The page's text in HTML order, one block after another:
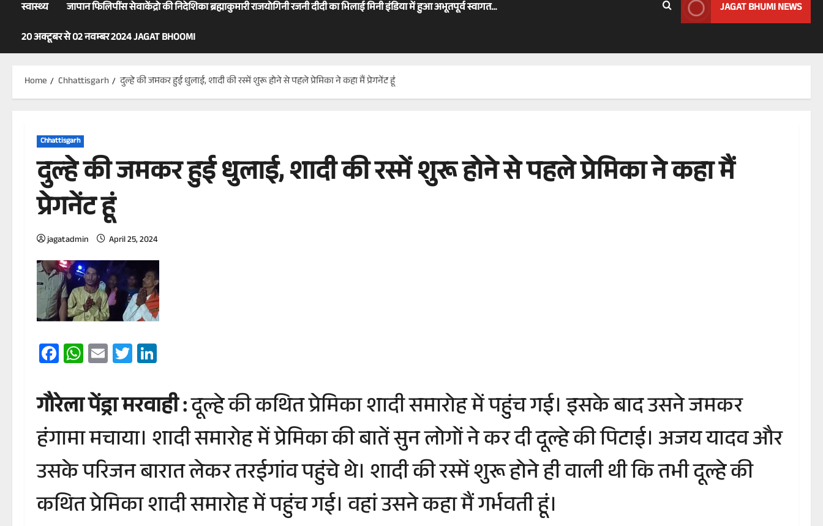
स्वास्थ्य
जापान फिलिपींस सेवाकेंद्रो की निदेशिका ब्रह्माकुमारी राजयोगिनी रजनी दीदी का भिलाई मिनी इंडिया में हुआ अभूतपूर्व स्वागत…
20 अक्टूबर से 02 नवम्बर 2024 JAGAT BHOOMI
JAGAT BHUMI NEWS
Home Chhattisgarh दुल्हे की जमकर हुई धुलाई, शादी की रस्में शुरू होने से पहले प्रेमिका ने कहा मैं प्रेगनेंट हूं
Chhattisgarh
दुल्हे की जमकर हुई धुलाई, शादी की रस्में शुरू होने से पहले प्रेमिका ने कहा मैं
प्रेगनेंट हूं
jagatadmin April 25, 2024
Facebook
WhatsApp
EmailTwitter
गौरेला पेंड्रा मरवाही :दूल्हे की कथित प्रेमिका शादी समारोह में पहुंच गई। इसके बाद उसने जमकर
हंगामा मचाया। शादी समारोह में प्रेमिका की बातें सुन लोगों ने कर दी दूल्हे की पिटाई। अजय यादव और
उसके परिजन बारात लेकर तरईगांव पहुंचे थे। शादी की रस्में शुरू होने ही वाली थी कि तभी दूल्हे की
कथित प्रेमिका शादी समारोह में पहुंच गई। वहां उसने कहा मैं गर्भवती हूं।